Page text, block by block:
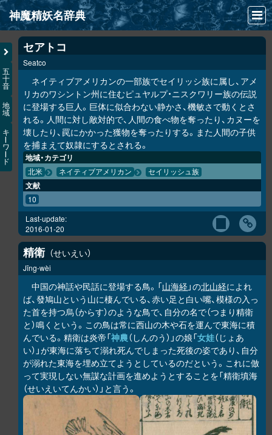
神魔精妖名辞典
NEWS
INFO
文献
検索
凖項目
画像資料便覧
LINK
五
十
音
地
域
キ
ワ
ド
セアトコ
Seatco
ネイティブアメリカンの一部族でセイリッシ族に属し、アメ
リカのワシントン州に住むピュヤルプ・ニスクワリー族の伝説
に登場する巨人。巨体に似合わない静かさ、機敏さで動くとさ
れる。人間に対し敵対的で、人間の食べ物を奪ったり、カヌーを
壊したり、罠にかかった獲物を奪ったりする。また人間の子供
を捕まえて奴隷にするとされる。
地域・カテゴリ
北米 ネイティブアメリカン セイリッシュ族
文献
10
Last-update:
2016-01-20
精衛 せいえい
Jīng-wèi
中国の神話や民話に登場する鳥。「山海経 」の北山経によれ
ば、發鳩山という山に棲んでいる、赤い足と白い嘴、模様の入っ
た首を持つ烏（からす）のような鳥で、自分の名で（つまり精衛
と）鳴くという。この鳥は常に西山の木や石を運んで東海に積
んでいる。精衛は炎帝「神農（しんのう）」の娘「女娃（じょあ
い）」が東海に落ちて溺れ死んでしまった死後の姿であり、自分
が溺れた東海を埋め立てようとしているのだという。これに倣
って実現しない無謀な計画を進めようとすることを「精衛填海
（せいえいてんかい）」と言う。